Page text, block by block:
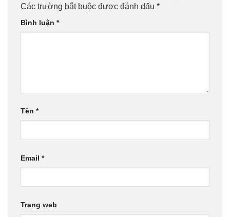
Các trường bắt buộc được đánh dấu *
Bình luận *
Tên *
Email *
Trang web